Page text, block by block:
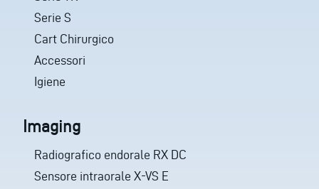
Serie S
Cart Chirurgico
Accessori
Igiene
Imaging
Radiografico endorale RX DC
Sensore intraorale X-VS E